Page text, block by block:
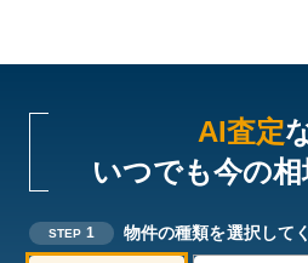
AI査定
いつでも今の
STEP 1 物件の種類を選択して